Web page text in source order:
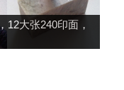
12大张240印面，